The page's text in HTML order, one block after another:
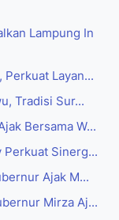
Lampung In
Layan...
Tradisi Sur...
Bersama W...
Perkuat Sinerg...
Ajak M...
Mirza Aj...